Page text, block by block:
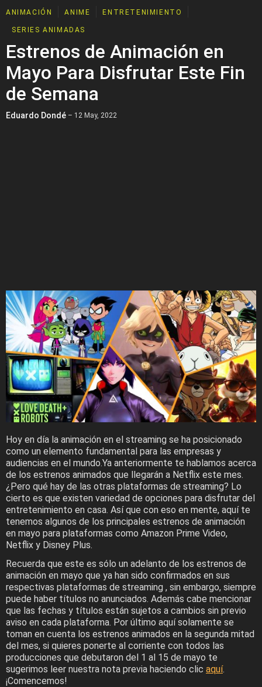
ANIMACIÓN ANIME ENTRETENIMIENTO
SERIES ANIMADAS
Estrenos de Animación en
Mayo Para Disfrutar Este Fin
de Semana
Eduardo Dondé – 12 May, 2022
Hoy en día la animación en el streaming se ha posicionado
como un elemento fundamental para las empresas y
audiencias en el mundo.Ya anteriormente te hablamos acerca
de los estrenos animados que llegarán a Netflix este mes.
¿Pero qué hay de las otras plataformas de streaming? Lo
cierto es que existen variedad de opciones para disfrutar del
entretenimiento en casa. Así que con eso en mente, aquí te
tenemos algunos de los principales estrenos de animación
en mayo para plataformas como Amazon Prime Video,
Netflix y Disney Plus.
Recuerda que este es sólo un adelanto de los estrenos de
animación en mayo que ya han sido confirmados en sus
respectivas plataformas de streaming , sin embargo, siempre
puede haber títulos no anunciados. Además cabe mencionar
que las fechas y títulos están sujetos a cambios sin previo
aviso en cada plataforma. Por último aquí solamente se
toman en cuenta los estrenos animados en la segunda mitad
del mes, si quieres ponerte al corriente con todos las
producciones que debutaron del 1 al 15 de mayo te
sugerimos leer nuestra nota previa haciendo clic aquí.
¡Comencemos!